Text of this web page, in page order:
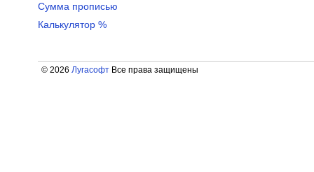
Сумма прописью
Калькулятор %
© 2026 ЛугасофтВсе права защищены